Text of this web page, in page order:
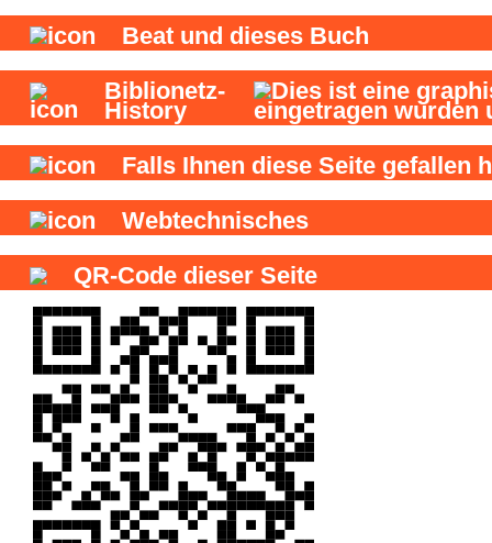
Beat und dieses Buch
Biblionetz-
History
Falls Ihnen diese Seite gefallen
Webtechnisches
QR-Code dieser Seite